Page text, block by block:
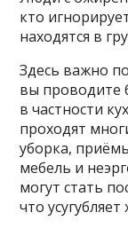
кто
находятся в
Здесь важно
вы проводите
в частности
проходят
уборка,
мебель и
могут стать
что